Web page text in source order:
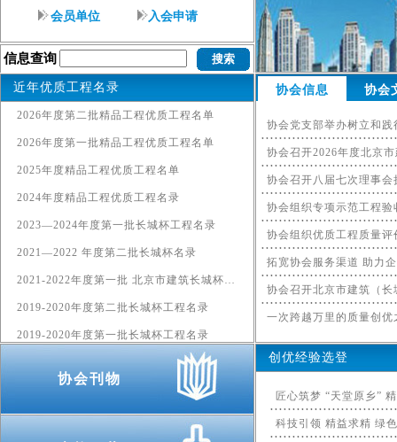
null
null
null
会员单位 入会申请
信息查询
近年优质工程名录
2026年度第二批精品工程优质工程名单
2026年度第一批精品工程优质工程名单
2025年度精品工程优质工程名单
2024年度精品工程优质工程名录
2023—2024年度第一批长城杯工程名录
2021—2022 年度第二批长城杯名录
2021-2022年度第一批 北京市建筑长城杯工程及单位名单的通知
2019-2020年度第二批长城杯工程名录
2019-2020年度第一批长城杯工程名录
协会信息 协会
协会党支部举办树立和
协会召开八届七次理事会
协会组织专项示范工程验
协会组织优质工程质量
协会刊物
创优经验选登